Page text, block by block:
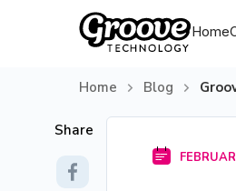
Home
Home Blog